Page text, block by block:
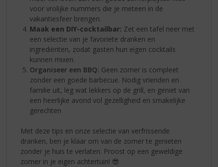
voor vrolijke nummers die je meteen in de
vakantiesfeer brengen.
Maak een DIY-cocktailbar: Zet een tafel neer met
een selectie van je favoriete dranken en
ingrediënten, zodat gasten hun eigen cocktails
kunnen mixen.
Organiseer een BBQ: Geen zomer is compleet
zonder een goede barbecue. Nodig vrienden en
familie uit, leg wat lekkers op de grill, en geniet van
een heerlijke avond vol gezelligheid en smakelijke
gerechten
Met deze tips en onze selectie van verfrissende
dranken, ben je klaar om van de zomer te genieten
zonder je huis te verlaten. Proost op een geweldige
zomer in je eigen achtertuin! 😎